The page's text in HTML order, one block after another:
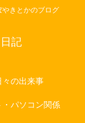
きとかのブログ
記
々の出来事
・パソコン関係